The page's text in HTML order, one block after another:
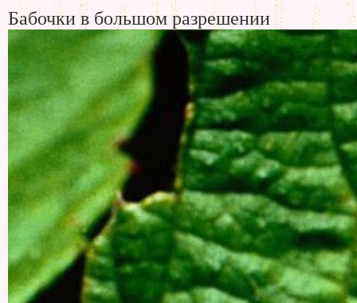
Бабочки в большом разрешении